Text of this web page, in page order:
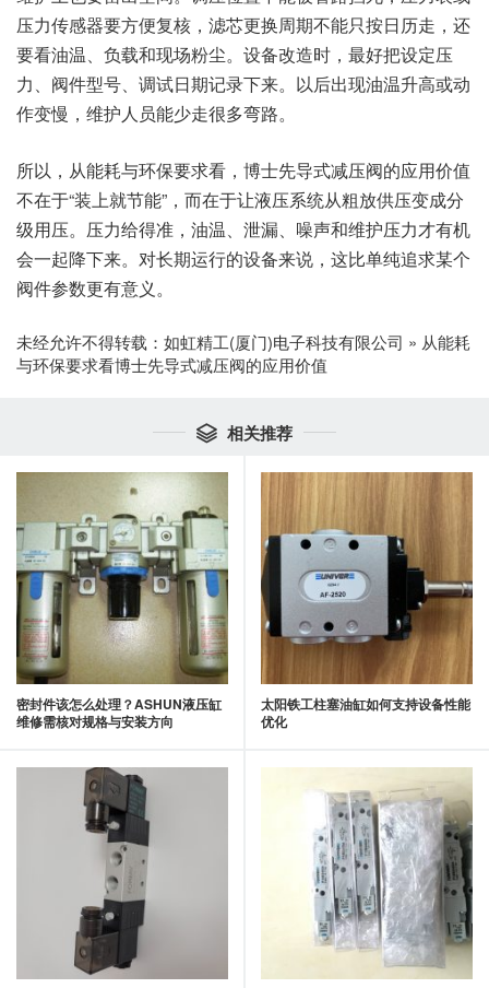
压力传感器要方便复核，滤芯更换周期不能只按日历走，还
要看油温、负载和现场粉尘。设备改造时，最好把设定压
力、阀件型号、调试日期记录下来。以后出现油温升高或动
作变慢，维护人员能少走很多弯路。
所以，从能耗与环保要求看，博士先导式减压阀的应用价值
不在于“装上就节能”，而在于让液压系统从粗放供压变成分
级用压。压力给得准，油温、泄漏、噪声和维护压力才有机
会一起降下来。对长期运行的设备来说，这比单纯追求某个
阀件参数更有意义。
未经允许不得转载： 如虹精工(厦门)电子科技有限公司 » 从能耗
与环保要求看博士先导式减压阀的应用价值
 相关推荐
密封件该怎么处理？ASHUN液压缸
维修需核对规格与安装方向
太阳铁工柱塞油缸如何支持设备性能
优化